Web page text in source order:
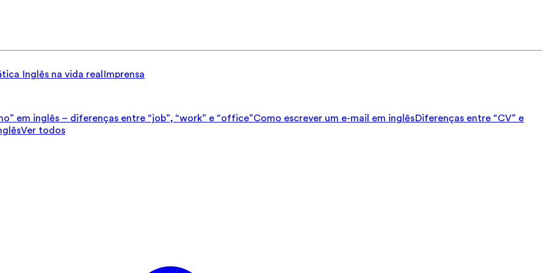
Inglês na vida real Imprensa
em inglês – diferenças entre “job”, “work” e “office”Como escrever um e-mail em inglêsDiferenças entre “CV” e
Ver todos